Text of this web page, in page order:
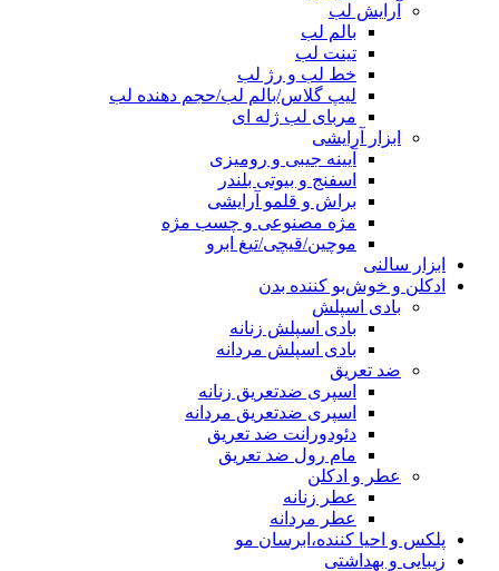
آرایش لب
بالم لب
تینت لب
خط لب و رژ لب
لیپ گلاس/بالم لب/حجم دهنده لب
مربای لب ژله ای
ابزار آرایشی
آیینه جیبی و رومیزی
اسفنج و بیوتی بلندر
براش و قلمو آرایشی
مژه مصنوعی و چسب مژه
موچین/قیچی/تیغ ابرو
ابزار سالنی
ادکلن و خوش‌بو کننده بدن
بادی اسپلش
بادی اسپلش زنانه
بادی اسپلش مردانه
ضد تعریق
اسپری ضدتعریق زنانه
اسپری ضدتعریق مردانه
دئودورانت ضد تعریق
مام رول ضد تعریق
عطر و ادکلن
عطر زنانه
عطر مردانه
پلکس و احیا کننده،ابرسان مو
زیبایی و بهداشتی